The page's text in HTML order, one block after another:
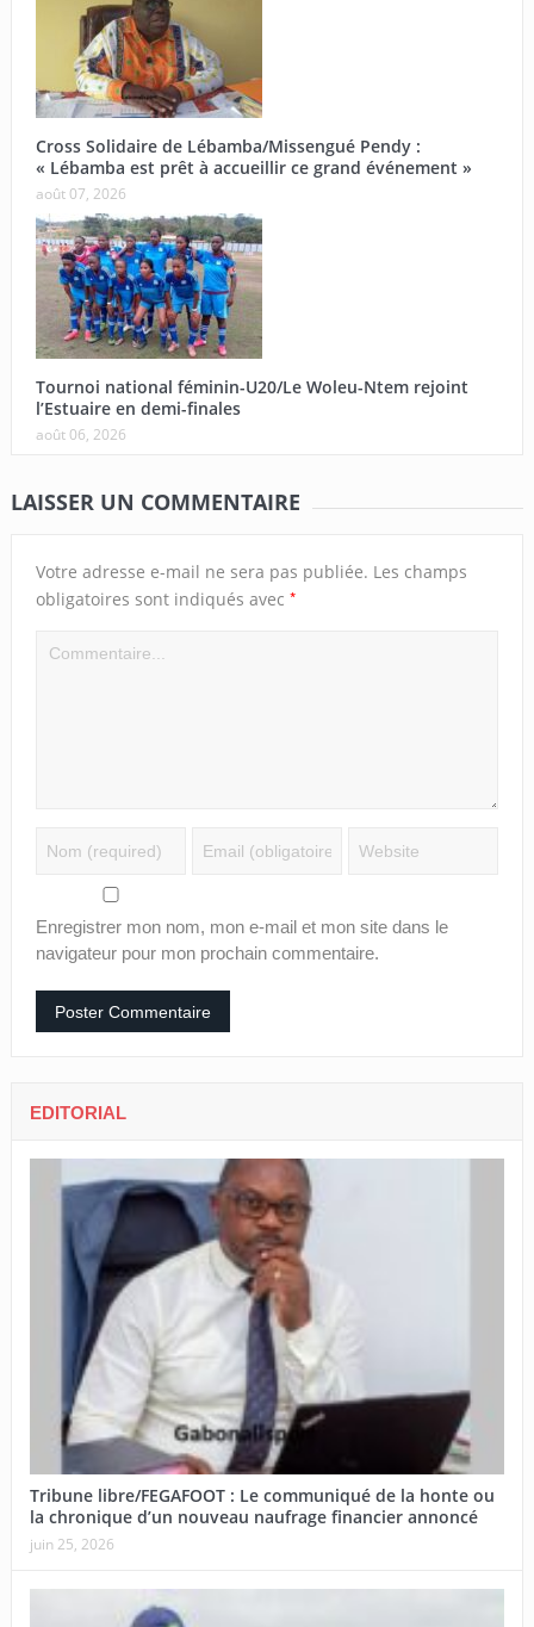
Cross Solidaire de Lébamba/Missengué Pendy :
« Lébamba est prêt à accueillir ce grand événement »
août 07, 2026
Tournoi national féminin-U20/Le Woleu-Ntem rejoint
l’Estuaire en demi-finales
août 06, 2026
LAISSER UN COMMENTAIRE
Votre adresse e-mail ne sera pas publiée. Les champs
obligatoires sont indiqués avec *
Enregistrer mon nom, mon e-mail et mon site dans le
navigateur pour mon prochain commentaire.
EDITORIAL
Tribune libre/FEGAFOOT : Le communiqué de la honte ou
la chronique d’un nouveau naufrage financier annoncé
juin 25, 2026